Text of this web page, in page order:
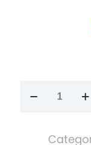
DIMARZIO